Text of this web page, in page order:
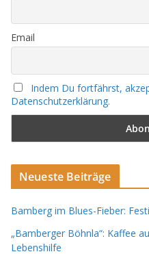
Email
Indem Du fortfährst,
Datenschutzerklärung.
Neueste Beiträge
Bamberg im Blues-Fieber:
„Bamberger Böhnla“: Kaffee
Lebenshilfe